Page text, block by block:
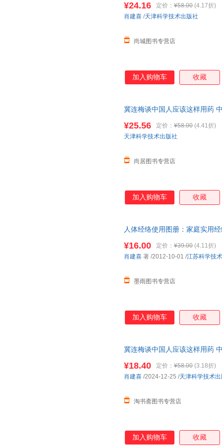
线当当客服
¥24.16 定价： ¥58.00 (4.17折)
尚城图书专营店
肖建喜 /天津科学技术出版社
加入购物车 收藏
冀连梅谈中国人应该这样用药
¥25.56 定价： ¥58.00 (4.41折)
尚居图书专营店
天津科学技术出版社
加入购物车 收藏
人体经络使用图册：家庭实用
¥16.00 定价： ¥39.00 (4.11折)
墨雨图书专营店
肖建喜 著 /2012-10-01 /江苏科学技
加入购物车 收藏
冀连梅谈中国人应该这样用药
¥18.40 定价： ¥58.00 (3.18折)
淘书斋图书专营店
肖建喜 /2024-12-25 /天津科学技术
加入购物车 收藏